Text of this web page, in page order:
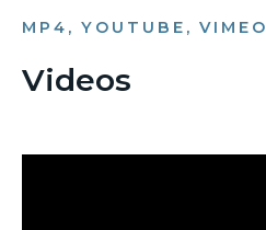
MP4, YOUTUBE, VIMEO
Videos